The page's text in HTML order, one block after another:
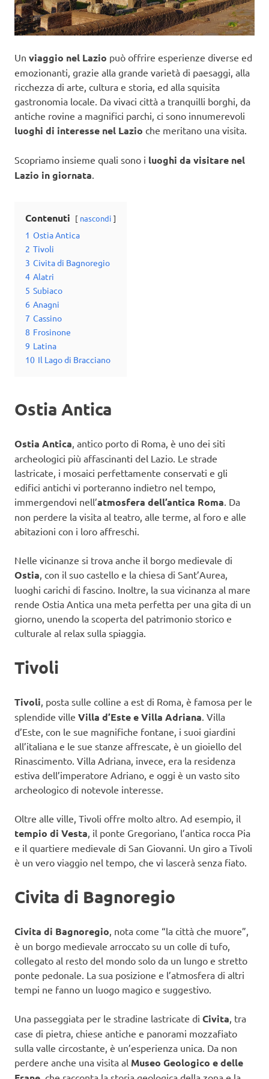
Un viaggio nel Lazio può offrire esperienze diverse ed
emozionanti, grazie alla grande varietà di paesaggi, alla
ricchezza di arte, cultura e storia, ed alla squisita
gastronomia locale. Da vivaci città a tranquilli borghi, da
antiche rovine a magnifici parchi, ci sono innumerevoli
luoghi di interesse nel Lazio che meritano una visita.
Scopriamo insieme quali sono i luoghi da visitare nel
Lazio in giornata.
Contenuti nascondi
1 Ostia Antica
2 Tivoli
3 Civita di Bagnoregio
4 Alatri
5 Subiaco
6 Anagni
7 Cassino
8 Frosinone
9 Latina
10 Il Lago di Bracciano
Ostia Antica
Ostia Antica, antico porto di Roma, è uno dei siti
archeologici più affascinanti del Lazio. Le strade
lastricate, i mosaici perfettamente conservati e gli
edifici antichi vi porteranno indietro nel tempo,
immergendovi nell’atmosfera dell’antica Roma. Da
non perdere la visita al teatro, alle terme, al foro e alle
abitazioni con i loro affreschi.
Nelle vicinanze si trova anche il borgo medievale di
Ostia, con il suo castello e la chiesa di Sant’Aurea,
luoghi carichi di fascino. Inoltre, la sua vicinanza al mare
rende Ostia Antica una meta perfetta per una gita di un
giorno, unendo la scoperta del patrimonio storico e
culturale al relax sulla spiaggia.
Tivoli
Tivoli, posta sulle colline a est di Roma, è famosa per le
splendide ville Villa d’Este e Villa Adriana. Villa
d’Este, con le sue magnifiche fontane, i suoi giardini
all’italiana e le sue stanze affrescate, è un gioiello del
Rinascimento. Villa Adriana, invece, era la residenza
estiva dell’imperatore Adriano, e oggi è un vasto sito
archeologico di notevole interesse.
Oltre alle ville, Tivoli offre molto altro. Ad esempio, il
tempio di Vesta, il ponte Gregoriano, l’antica rocca Pia
e il quartiere medievale di San Giovanni. Un giro a Tivoli
è un vero viaggio nel tempo, che vi lascerà senza fiato.
Civita di Bagnoregio
Civita di Bagnoregio, nota come “la città che muore”,
è un borgo medievale arroccato su un colle di tufo,
collegato al resto del mondo solo da un lungo e stretto
ponte pedonale. La sua posizione e l’atmosfera di altri
tempi ne fanno un luogo magico e suggestivo.
Una passeggiata per le stradine lastricate di Civita, tra
case di pietra, chiese antiche e panorami mozzafiato
sulla valle circostante, è un’esperienza unica. Da non
perdere anche una visita al Museo Geologico e delle